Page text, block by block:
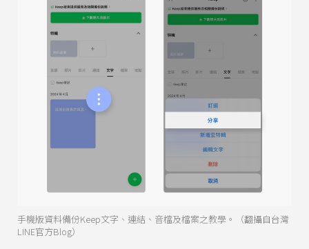
手機版資料備份Keep文字、連結、音檔及檔案之教學。（翻攝自台灣
LINE官方Blog）